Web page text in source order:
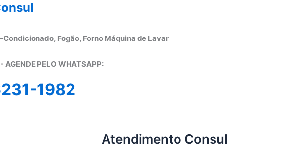
Fogão, Forno Máquina de Lavar
AGENDE PELO WHATSAPP:
1982
Atendimento Consul